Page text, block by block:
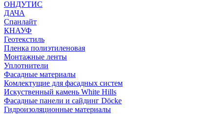
ОНДУТИС
ДАЧА
Спанлайт
КНАУФ
Геотекстиль
Пленка полиэтиленовая
Монтажные ленты
Уплотнители
Фасадные материалы
Комлектущие для фасадных систем
Искуственный камень White Hills
Фасадные панели и сайдинг Döcke
Гидроизоляционные материалы